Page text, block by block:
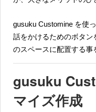
gusuku Customine を使
話をかけるためのボタン
のスペースに配置する事
gusuku
マイズ作成